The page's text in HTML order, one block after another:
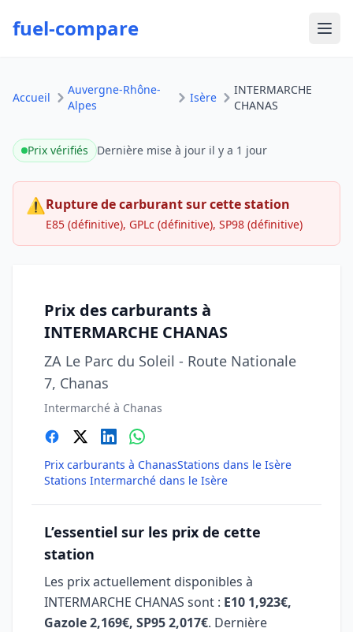
fuel-compare
Accueil
Auvergne-Rhône-
Alpes
Isère
INTERMARCHE
CHANAS
Prix vérifiés Dernière mise à jour il y a 1 jour
⚠Rupture de carburant sur cette station
E85 (définitive), GPLc (définitive), SP98 (définitive)
Prix des carburants à
INTERMARCHE CHANAS
ZA Le Parc du Soleil - Route Nationale
7, Chanas
Intermarché à Chanas
Prix carburants à ChanasStations dans le Isère
Stations Intermarché dans le Isère
L’essentiel sur les prix de cette
station
Les prix actuellement disponibles à
INTERMARCHE CHANAS sont : E10 1,923€,
Gazole 2,169€, SP95 2,017€. Dernière